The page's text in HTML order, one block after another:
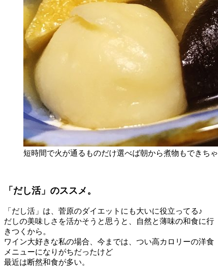
短時間で火が通るものだけ選べば朝から煮物もできち
「だし活」のススメ。
「だし活」は、菅原のダイエットにも大いに役立ってる♪
だしの美味しさを活かそうと思うと、自然と薄味の和食に行
きつくから。
ワイン大好きな私の場合、今までは、つい高カロリーの洋食
メニューになりがちだったけど
最近は断然和食が多い。